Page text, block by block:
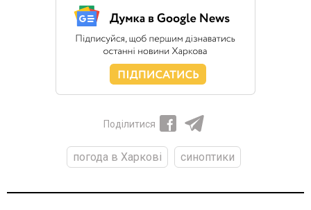
Поділитися
погода в Харкові синоптики